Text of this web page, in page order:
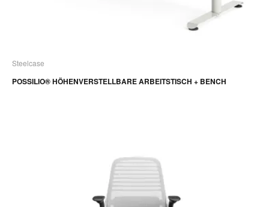
Steelcase
POSSILIO® HÖHENVERSTELLBARE ARBEITSTISCH + BENCH